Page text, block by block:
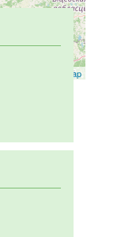
OpenStreetMap